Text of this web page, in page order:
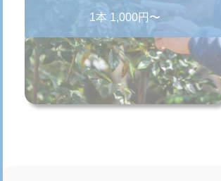
1本 1,000円〜